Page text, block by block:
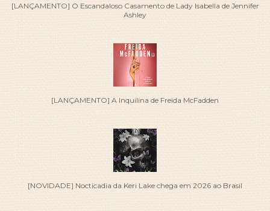
[LANÇAMENTO] O Escandaloso Casamento de Lady Isabella de Jennifer
Ashley
[LANÇAMENTO] A Inquilina de Freida McFadden
[NOVIDADE] Nocticadia da Keri Lake chega em 2026 ao Brasil